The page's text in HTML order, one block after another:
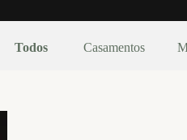
Todos Casamentos